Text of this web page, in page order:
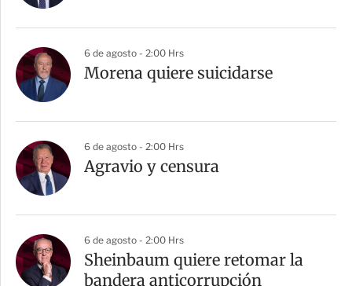
6 de agosto - 2:00 Hrs
Morena quiere suicidarse
6 de agosto - 2:00 Hrs
Agravio y censura
6 de agosto - 2:00 Hrs
Sheinbaum quiere retomar la
bandera anticorrupción